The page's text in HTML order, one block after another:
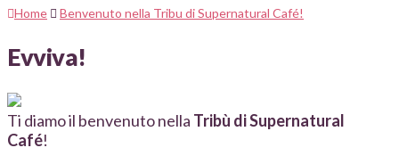
Home Benvenuto nella Tribu di Supernatural Café!
Evviva!
Ti diamo il benvenuto nella Tribù di Supernatural
Café!